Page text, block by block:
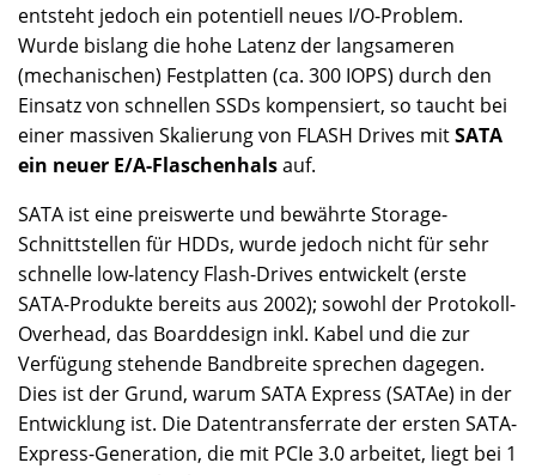
entsteht jedoch ein potentiell neues I/O-Problem.
Wurde bislang die hohe Latenz der langsameren
(mechanischen) Festplatten (ca. 300 IOPS) durch den
Einsatz von schnellen SSDs kompensiert, so taucht bei
einer massiven Skalierung von FLASH Drives mitSATA
ein neuer E/A-Flaschenhalsauf.
SATA ist eine preiswerte und bewährte Storage-
Schnittstellen für HDDs, wurde jedoch nicht für sehr
schnelle low-latency Flash-Drives entwickelt (erste
SATA-Produkte bereits aus 2002); sowohl der Protokoll-
Overhead, das Boarddesign inkl. Kabel und die zur
Verfügung stehende Bandbreite sprechen dagegen.
Dies ist der Grund, warum SATA Express (SATAe) in der
Entwicklung ist. Die Datentransferrate der ersten SATA-
Express-Generation, die mit PCIe 3.0 arbeitet, liegt bei 1